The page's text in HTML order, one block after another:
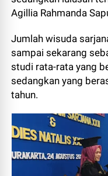
Agillia Rahmanda
Jumlah wisuda
sampai sekarang
studi rata-rata yang
sedangkan yang
tahun.